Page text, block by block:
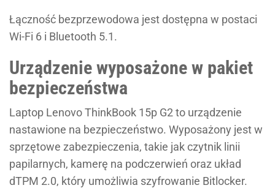
Łączność bezprzewodowa jest dostępna w postaci
Wi-Fi 6 i Bluetooth 5.1.
Urządzenie wyposażone w pakiet
bezpieczeństwa
Laptop Lenovo ThinkBook 15p G2 to urządzenie
nastawione na bezpieczeństwo. Wyposażony jest w
sprzętowe zabezpieczenia, takie jak czytnik linii
papilarnych, kamerę na podczerwień oraz układ
dTPM 2.0, który umożliwia szyfrowanie Bitlocker.